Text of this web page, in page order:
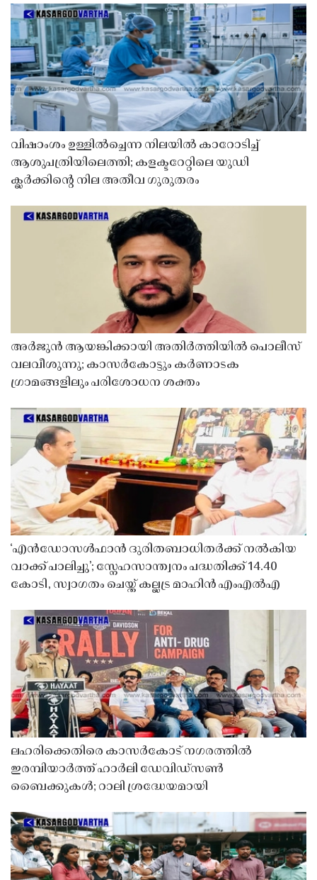
വിഷാംശം ഉള്ളിൽച്ചെന്ന നിലയിൽ കാറോടിച്ച്
ആശുപത്രിയിലെത്തി; കളക്ടറേറ്റിലെ യുഡി
ക്ലർക്കിൻ്റെ നില അതീവ ഗുരുതരം
അർജുൻ ആയങ്കിക്കായി അതിർത്തിയിൽ പൊലീസ്
വലവീശുന്നു; കാസർകോട്ടും കർണാടക
ഗ്രാമങ്ങളിലും പരിശോധന ശക്തം
‘എൻഡോസൾഫാൻ ദുരിതബാധിതർക്ക് നൽകിയ
വാക്ക് പാലിച്ചു’; സ്നേഹസാന്ത്വനം പദ്ധതിക്ക് 14.40
കോടി, സ്വാഗതം ചെയ്ത് കല്ലട്ര മാഹിൻ എംഎൽഎ
ലഹരിക്കെതിരെ കാസർകോട് നഗരത്തിൽ
ഇരമ്പിയാർത്ത് ഹാർലി ഡേവിഡ്‌സൺ
ബൈക്കുകൾ; റാലി ശ്രദ്ധേയമായി